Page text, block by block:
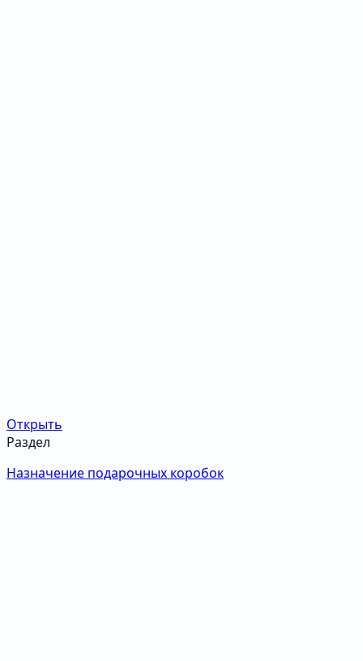
Открыть
Раздел
Назначение подарочных коробок